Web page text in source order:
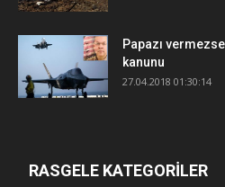
Papazı
kanunu
27.04.2018 01:30:14
RASGELE KATEGORİLER